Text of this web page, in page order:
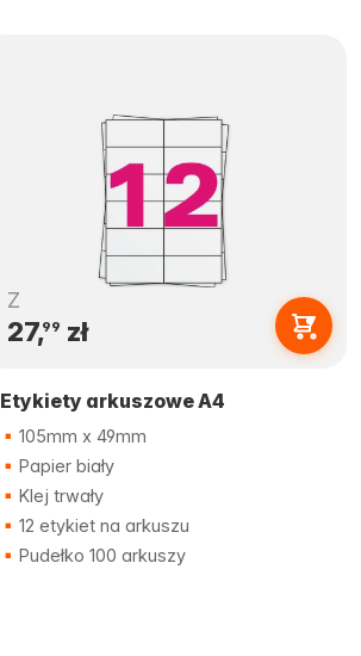
Z
27,99 zł
Etykiety arkuszowe A4
105mm x 49mm
Papier biały
Klej trwały
12 etykiet na arkuszu
Pudełko 100 arkuszy